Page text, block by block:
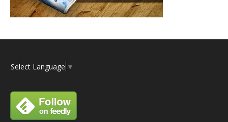
Select Language ▼